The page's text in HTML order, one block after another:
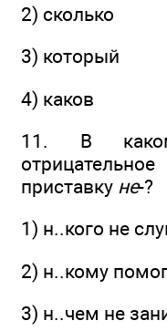
2) сколько
3) который
4) каков
11. В
приставку не-?
1) н..кого не
2) н..кому
3) н..чем не